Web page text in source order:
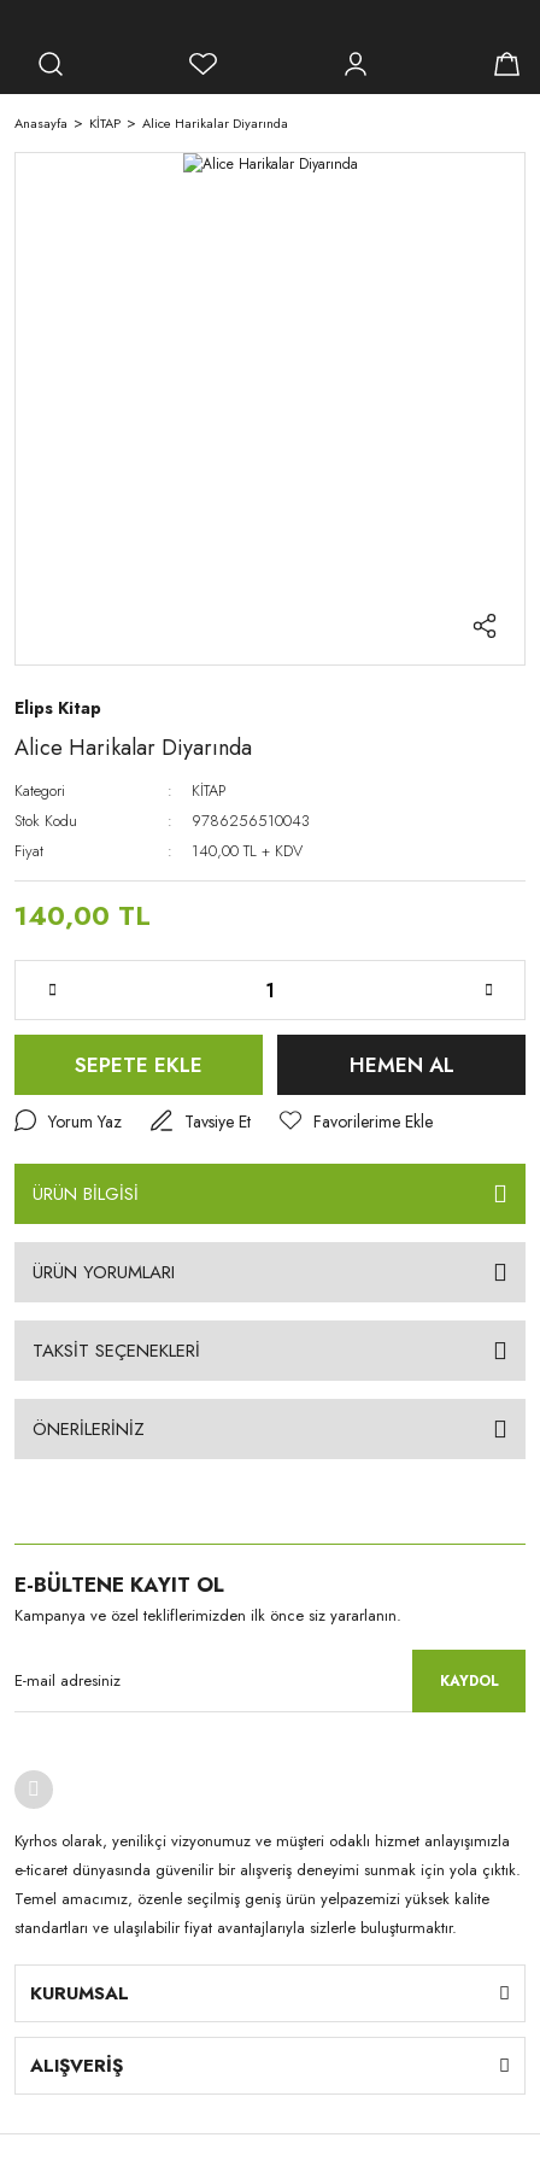
Anasayfa KİTAP Alice Harikalar Diyarında
Elips Kitap
Alice Harikalar Diyarında
Kategori
KİTAP
Stok Kodu
9786256510043
Fiyat
140,00 TL + KDV
140,00 TL
SEPETE EKLE HEMEN AL
Yorum Yaz Tavsiye Et
ÜRÜN BİLGİSİ
ÜRÜN YORUMLARI
TAKSİT SEÇENEKLERİ
ÖNERİLERİNİZ
E-BÜLTENE KAYIT OL
Kampanya ve özel tekliflerimizden ilk önce siz yararlanın.
KAYDOL
Kyrhos olarak, yenilikçi vizyonumuz ve müşteri odaklı hizmet anlayışımızla
e-ticaret dünyasında güvenilir bir alışveriş deneyimi sunmak için yola çıktık.
Temel amacımız, özenle seçilmiş geniş ürün yelpazemizi yüksek kalite
standartları ve ulaşılabilir fiyat avantajlarıyla sizlerle buluşturmaktır.
KURUMSAL
ALIŞVERİŞ